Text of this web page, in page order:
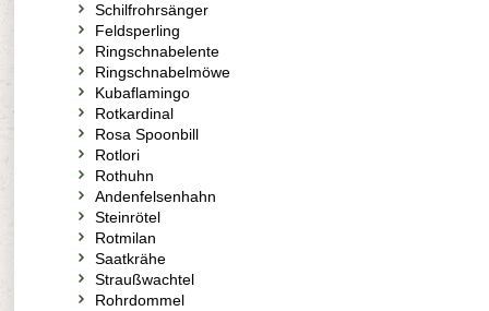
Schilfrohrsänger
Feldsperling
Ringschnabelente
Ringschnabelmöwe
Kubaflamingo
Rotkardinal
Rosa Spoonbill
Rotlori
Rothuhn
Andenfelsenhahn
Steinrötel
Rotmilan
Saatkrähe
Straußwachtel
Rohrdommel